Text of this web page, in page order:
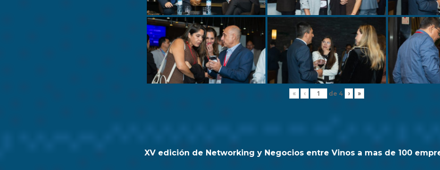
« ‹ de 4 › »
XV edición de Networking y Negocios entre Vinos a mas de 100